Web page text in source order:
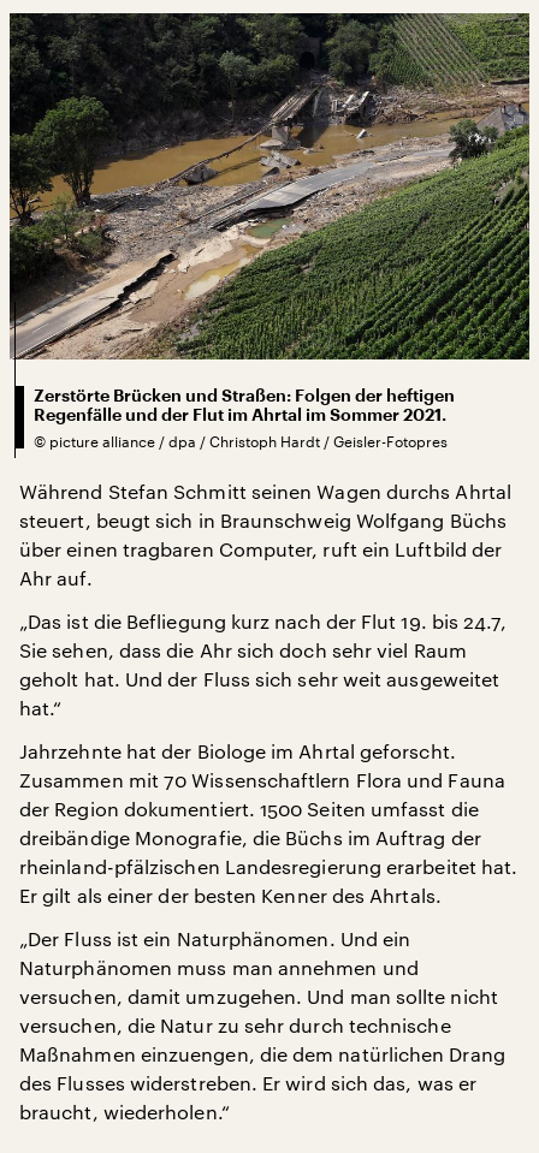
Zerstörte Brücken und Straßen: Folgen der heftigen
Regenfälle und der Flut im Ahrtal im Sommer 2021.
© picture alliance / dpa / Christoph Hardt / Geisler-Fotopres
Während Stefan Schmitt seinen Wagen durchs Ahrtal
steuert, beugt sich in Braunschweig Wolfgang Büchs
über einen tragbaren Computer, ruft ein Luftbild der
Ahr auf.
„Das ist die Befliegung kurz nach der Flut 19. bis 24.7,
Sie sehen, dass die Ahr sich doch sehr viel Raum
geholt hat. Und der Fluss sich sehr weit ausgeweitet
hat.“
Jahrzehnte hat der Biologe im Ahrtal geforscht.
Zusammen mit 70 Wissenschaftlern Flora und Fauna
der Region dokumentiert. 1500 Seiten umfasst die
dreibändige Monografie, die Büchs im Auftrag der
rheinland-pfälzischen Landesregierung erarbeitet hat.
Er gilt als einer der besten Kenner des Ahrtals.
„Der Fluss ist ein Naturphänomen. Und ein
Naturphänomen muss man annehmen und
versuchen, damit umzugehen. Und man sollte nicht
versuchen, die Natur zu sehr durch technische
Maßnahmen einzuengen, die dem natürlichen Drang
des Flusses widerstreben. Er wird sich das, was er
braucht, wiederholen.“